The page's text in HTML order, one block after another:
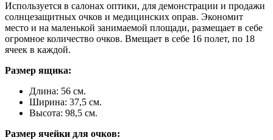
Используется в салонах оптики, для демонстрации и продажи
солнцезащитных очков и медицинских оправ. Экономит
место и на маленькой занимаемой площади, размещает в себе
огромное количество очков. Вмещает в себе 16 полет, по 18
ячеек в каждой.
Размер ящика:
Длина: 56 см.
Ширина: 37,5 см.
Высота: 98,5 см.
Размер ячейки для очков: